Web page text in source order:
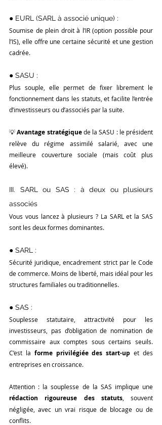
● EURL (SARL à associé unique) :
Soumise de plein droit à l’IR (option possible pour
l’IS), elle offre une certaine sécurité et une gestion
cadrée.
● SASU :
Plus souple, elle permet de fixer librement le
fonctionnement dans les statuts, et facilite l’entrée
d’investisseurs ou d’associés par la suite.
💡 Avantage stratégique de la SASU : le président
relève du régime assimilé salarié, avec une
meilleure couverture sociale (mais coût plus
élevé).
III. SARL ou SAS : à deux ou plusieurs
associés
Vous vous lancez à plusieurs ? La SARL et la SAS
sont les deux formes dominantes.
● SARL :
Sécurité juridique, encadrement strict par le Code
de commerce. Moins de liberté, mais idéal pour les
structures familiales ou traditionnelles.
● SAS :
Souplesse statutaire, attractivité pour les
investisseurs, pas d’obligation de nomination de
commissaire aux comptes sous certains seuils.
C’est la forme privilégiée des start-up et des
entreprises en croissance.
rédaction rigoureuse des statuts, souvent
négligée, avec un vrai risque de blocage ou de
conflits.